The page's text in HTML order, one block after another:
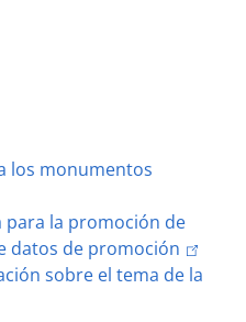
los monumentos
para la promoción de
datos de promoción
sobre el tema de la